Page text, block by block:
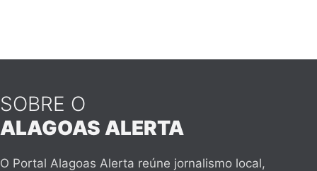
SOBRE O
ALAGOAS ALERTA
O Portal Alagoas Alerta reúne jornalismo local,